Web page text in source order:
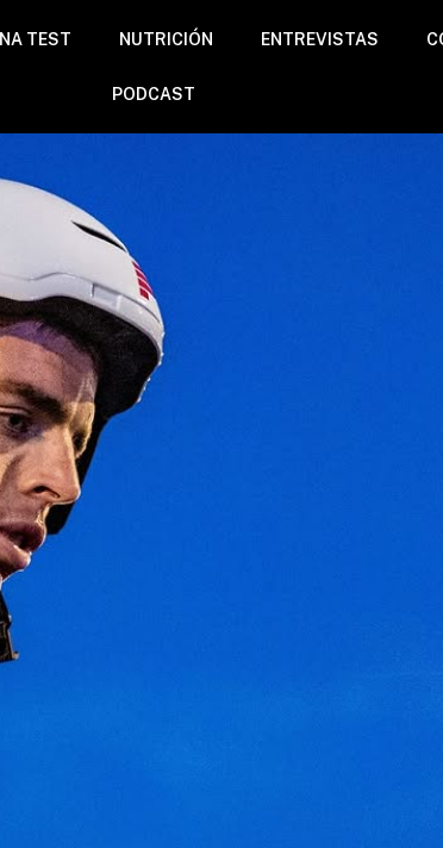
TEST NUTRICIÓN ENTREVISTAS
PODCAST